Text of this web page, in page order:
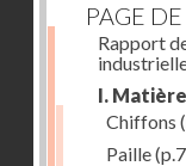
PAGE
Rapport
I.
Chiffons
Paille